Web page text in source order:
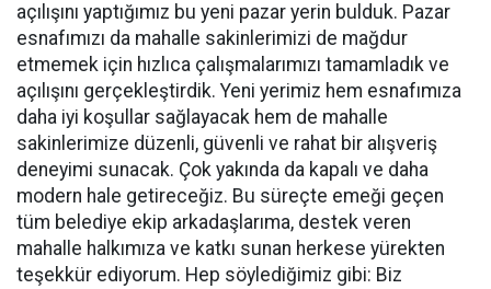
açılışını yaptığımız bu yeni pazar yerin bulduk. Pazar
esnafımızı da mahalle sakinlerimizi de mağdur
etmemek için hızlıca çalışmalarımızı tamamladık ve
açılışını gerçekleştirdik. Yeni yerimiz hem esnafımıza
daha iyi koşullar sağlayacak hem de mahalle
sakinlerimize düzenli, güvenli ve rahat bir alışveriş
deneyimi sunacak. Çok yakında da kapalı ve daha
modern hale getireceğiz. Bu süreçte emeği geçen
tüm belediye ekip arkadaşlarıma, destek veren
mahalle halkımıza ve katkı sunan herkese yürekten
teşekkür ediyorum. Hep söylediğimiz gibi: Biz